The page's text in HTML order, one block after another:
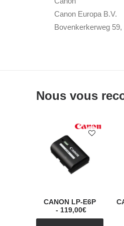
Canon Europa B.V.
Bovenkerkerweg
Nous vous
CANON LP-E6P
119,00€